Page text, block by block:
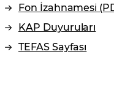
Fon İzahnamesi
KAP Duyuruları
TEFAS Sayfası